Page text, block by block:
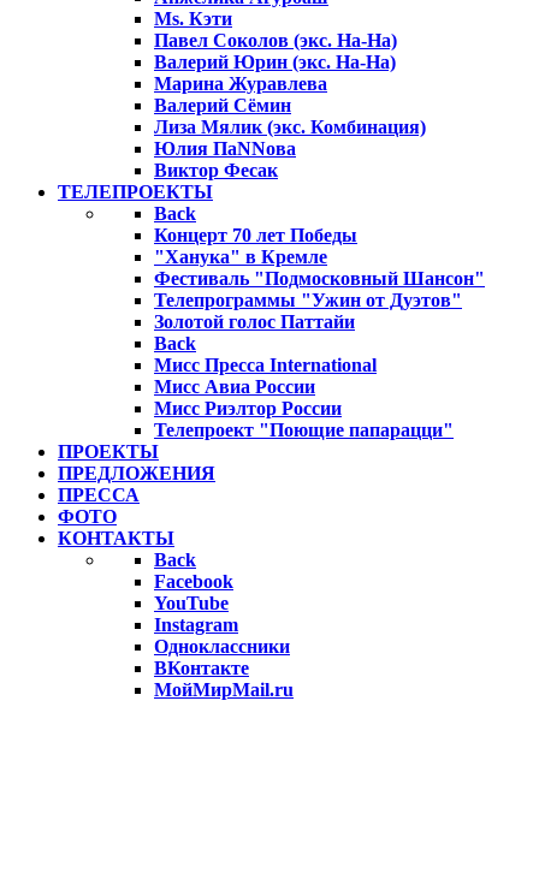
Ms. Кэти
Павел Соколов (экс. На-На)
Валерий Юрин (экс. На-На)
Марина Журавлева
Валерий Сёмин
Лиза Мялик (экс. Комбинация)
Юлия ПаNNова
Виктор Фесак
ТЕЛЕПРОЕКТЫ
Back
Концерт 70 лет Победы
"Ханука" в Кремле
Фестиваль "Подмосковный Шансон"
Телепрограммы "Ужин от Дуэтов"
Золотой голос Паттайи
Back
Мисс Пресса International
Мисс Авиа России
Мисс Риэлтор России
Телепроект "Поющие папарацци"
ПРОЕКТЫ
ПРЕДЛОЖЕНИЯ
ПРЕССА
ФОТО
КОНТАКТЫ
Back
Facebook
YouTube
Instagram
Одноклассники
ВКонтакте
МойМирMail.ru